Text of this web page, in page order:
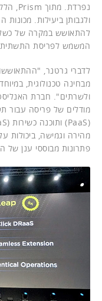
להתאושש במקרה של כשל
המשמש לפריסת התשתית
לדברי גרטנר,
ולשרתים". חברת
מהירה וגמישה, ביכולות
פתרונות מבוססי ענן של